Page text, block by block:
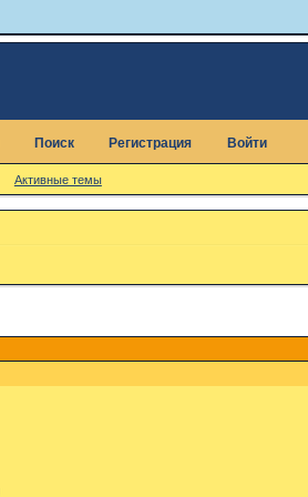
Поиск Регистрация Войти
Активные темы